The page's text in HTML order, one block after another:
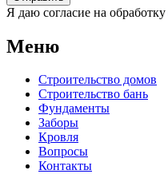
Я даю согласие на обработку
Меню
Строительство домов
Строительство бань
Фундаменты
Заборы
Кровля
Вопросы
Контакты